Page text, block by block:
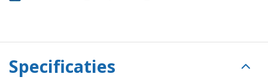
Specificaties